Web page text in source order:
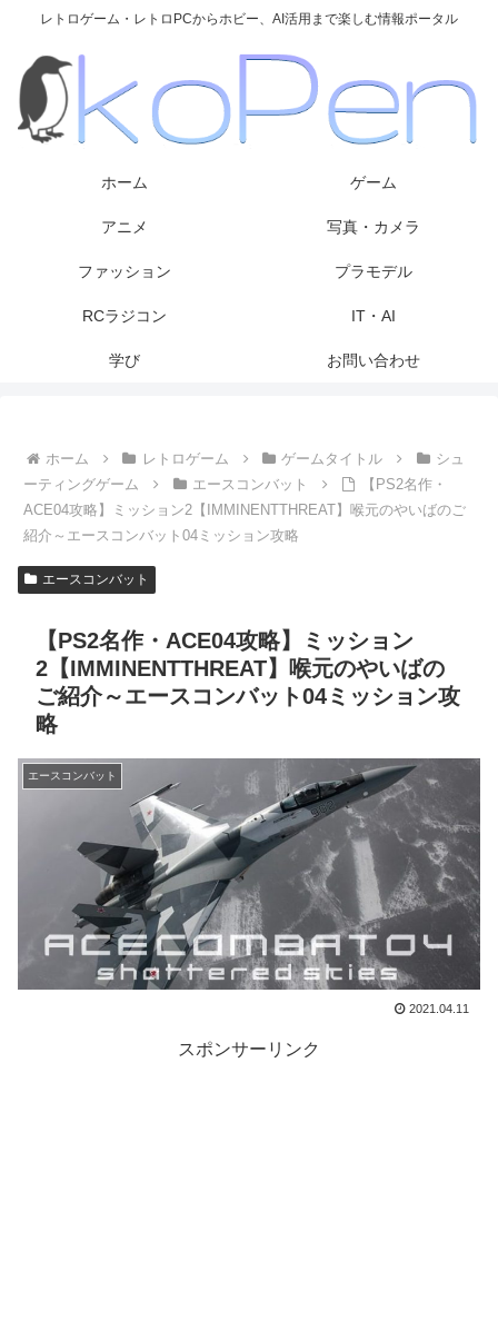
レトロゲーム・レトロPCからホビー、AI活用まで楽しむ情報ポータル
ホーム ゲーム
アニメ 写真・カメラ
ファッション プラモデル
RCラジコン IT・AI
学び お問い合わせ
ホーム レトロゲーム ゲームタイトル
シュ
ーティングゲーム
エースコンバット
【PS2名作・
ACE04攻略】ミッション2【IMMINENTTHREAT】喉元のやいばのご
紹介～エースコンバット04ミッション攻略
エースコンバット
【PS2名作・ACE04攻略】ミッション
2【IMMINENTTHREAT】喉元のやいばの
ご紹介～エースコンバット04ミッション攻
略
エースコンバット
2021.04.11
スポンサーリンク